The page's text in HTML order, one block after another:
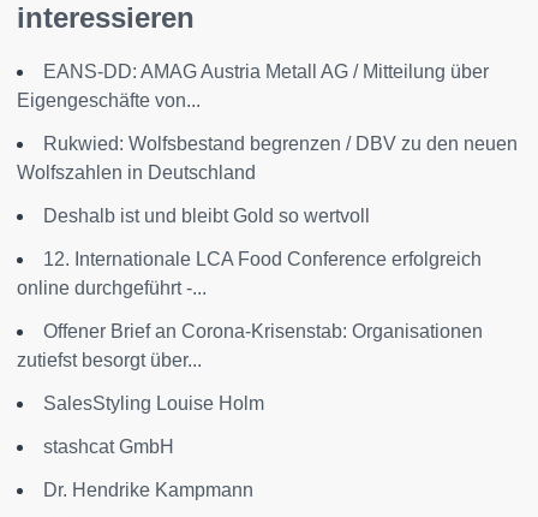
interessieren
EANS-DD: AMAG Austria Metall AG / Mitteilung über
Eigengeschäfte von...
Rukwied: Wolfsbestand begrenzen / DBV zu den neuen
Wolfszahlen in Deutschland
Deshalb ist und bleibt Gold so wertvoll
12. Internationale LCA Food Conference erfolgreich
online durchgeführt -...
Offener Brief an Corona-Krisenstab: Organisationen
zutiefst besorgt über...
SalesStyling Louise Holm
stashcat GmbH
Dr. Hendrike Kampmann